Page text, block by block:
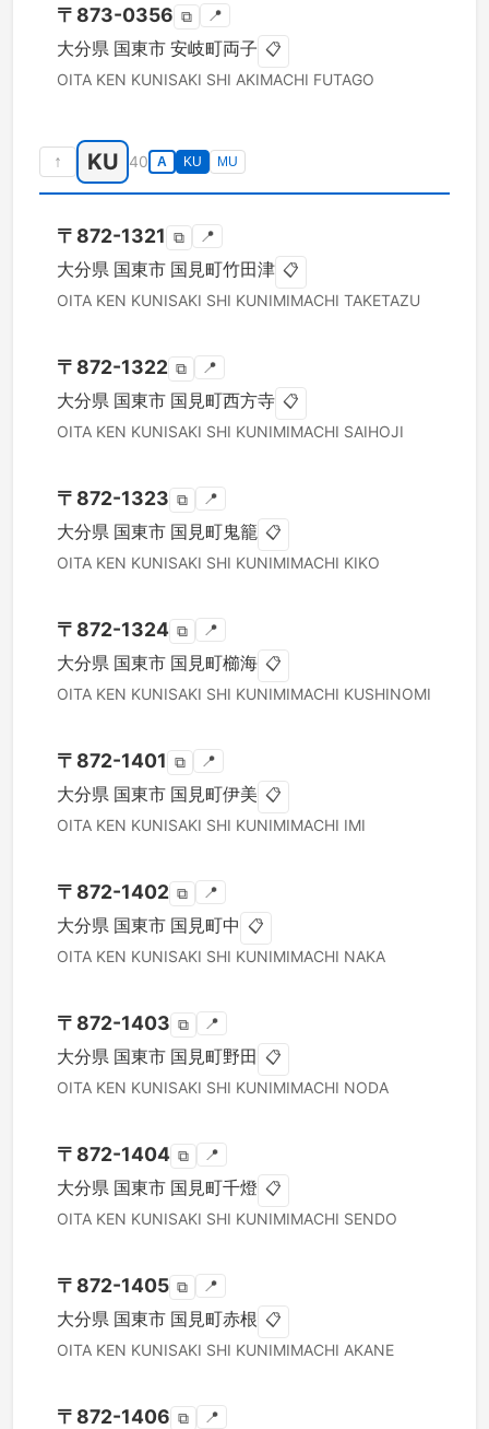
〒 873-0356 ⧉ 📍
大分県 国東市 安岐町両子 📋
OITA KEN KUNISAKI SHI AKIMACHI FUTAGO
↑ KU 40 A KU MU
〒 872-1321 ⧉ 📍
大分県 国東市 国見町竹田津 📋
OITA KEN KUNISAKI SHI KUNIMIMACHI TAKETAZU
〒 872-1322 ⧉ 📍
大分県 国東市 国見町西方寺 📋
OITA KEN KUNISAKI SHI KUNIMIMACHI SAIHOJI
〒 872-1323 ⧉ 📍
大分県 国東市 国見町鬼籠 📋
OITA KEN KUNISAKI SHI KUNIMIMACHI KIKO
〒 872-1324 ⧉ 📍
大分県 国東市 国見町櫛海 📋
OITA KEN KUNISAKI SHI KUNIMIMACHI KUSHINOMI
〒 872-1401 ⧉ 📍
大分県 国東市 国見町伊美 📋
OITA KEN KUNISAKI SHI KUNIMIMACHI IMI
〒 872-1402 ⧉ 📍
大分県 国東市 国見町中 📋
OITA KEN KUNISAKI SHI KUNIMIMACHI NAKA
〒 872-1403 ⧉ 📍
大分県 国東市 国見町野田 📋
OITA KEN KUNISAKI SHI KUNIMIMACHI NODA
〒 872-1404 ⧉ 📍
大分県 国東市 国見町千燈 📋
OITA KEN KUNISAKI SHI KUNIMIMACHI SENDO
〒 872-1405 ⧉ 📍
大分県 国東市 国見町赤根 📋
OITA KEN KUNISAKI SHI KUNIMIMACHI AKANE
〒 872-1406 ⧉ 📍